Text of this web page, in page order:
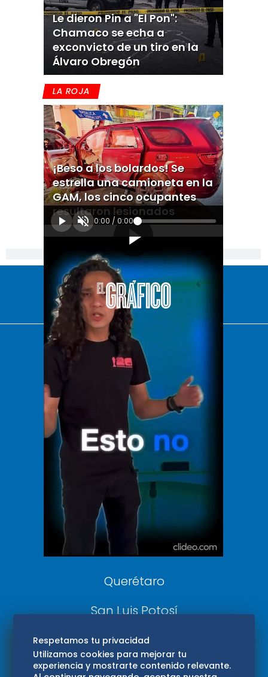
Le dieron Pin a "El Pon":
Chamaco se echa a
exconvicto de un tiro en la
Álvaro Obregón
LA ROJA
¡Beso a los bolardos! Se
estrella una camioneta en la
GAM, los cinco ocupantes
resultaron lesionados
0:00 / 0:00
[Publicidad]
El Universal
Vive USA
Clase
De 10 sports
DeDinero
Confabulario
Aviso Oportuno
Consultas
Querétaro
San Luis Potosí
Edomex
Consultas
Respetamos tu privacidad
Utilizamos cookies para mejorar tu
experiencia y mostrarte contenido relevante.